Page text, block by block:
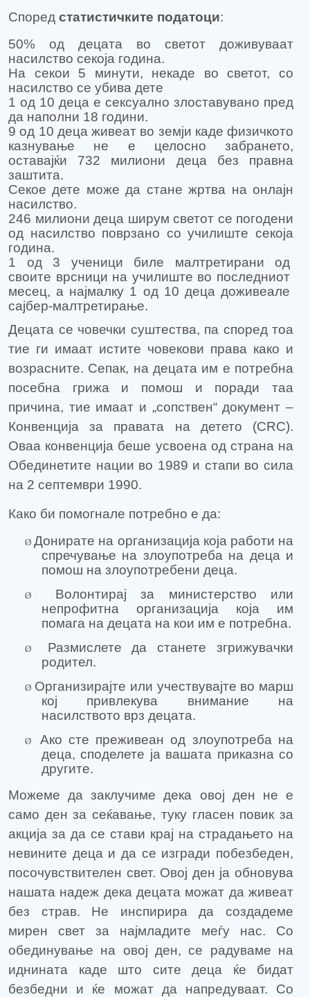
Според статистичките податоци:
50% од децата во светот доживуваат
насилство секоја година.
На секои 5 минути, некаде во светот, со
насилство се убива дете
1 од 10 деца е сексуално злоставувано пред
да наполни 18 години.
9 од 10 деца живеат во земји каде физичкото
казнување не е целосно забрането,
оставајќи 732 милиони деца без правна
заштита.
Секое дете може да стане жртва на онлајн
насилство.
246 милиони деца ширум светот се погодени
од насилство поврзано со училиште секоја
година.
1 од 3 ученици биле малтретирани од
своите врсници на училиште во последниот
месец, а најмалку 1 од 10 деца доживеале
сајбер-малтретирање.
Децата се човечки суштества, па според тоа
тие ги имаат истите човекови права како и
возрасните. Сепак, на децата им е потребна
посебна грижа и помош и поради таа
причина, тие имаат и „сопствен“ документ –
Конвенција за правата на детето (CRC).
Оваа конвенција беше усвоена од страна на
Обединетите нации во 1989 и стапи во сила
на 2 септември 1990.
Како би помогнале потребно е да:
Ø Донирате на организација која работи на
спречување на злоупотреба на деца и
помош на злоупотребени деца.
Ø
Волонтирај за министерство или
непрофитна организација која им
помага на децата на кои им е потребна.
Ø
Размислете да станете згрижувачки
родител.
Ø Организирајте или учествувајте во марш
кој привлекува внимание на
насилството врз децата.
Ø
Ако сте преживеан од злоупотреба на
деца, споделете ја вашата приказна со
другите.
Можеме да заклучиме дека овој ден не е
само ден за сеќавање, туку гласен повик за
акција за да се стави крај на страдањето на
невините деца и да се изгради побезбеден,
посочувствителен свет. Овој ден ја обновува
нашата надеж дека децата можат да живеат
без страв. Не инспирира да создадеме
мирен свет за најмладите меѓу нас. Со
обединување на овој ден, се радуваме на
иднината каде што сите деца ќе бидат
безбедни и ќе можат да напредуваат. Со